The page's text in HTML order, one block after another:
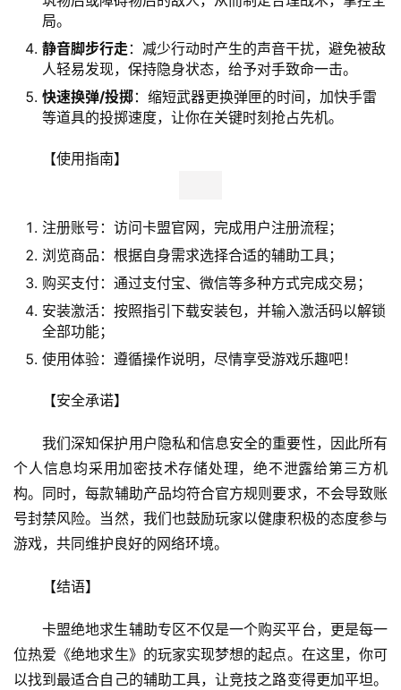
局。
静音脚步行走：减少行动时产生的声音干扰，避免被敌
人轻易发现，保持隐身状态，给予对手致命一击。
快速换弹/投掷：缩短武器更换弹匣的时间，加快手雷
等道具的投掷速度，让你在关键时刻抢占先机。
【使用指南】
注册账号：访问卡盟官网，完成用户注册流程；
浏览商品：根据自身需求选择合适的辅助工具；
购买支付：通过支付宝、微信等多种方式完成交易；
安装激活：按照指引下载安装包，并输入激活码以解锁
全部功能；
使用体验：遵循操作说明，尽情享受游戏乐趣吧！
【安全承诺】
我们深知保护用户隐私和信息安全的重要性，因此所有
个人信息均采用加密技术存储处理，绝不泄露给第三方机
构。同时，每款辅助产品均符合官方规则要求，不会导致账
号封禁风险。当然，我们也鼓励玩家以健康积极的态度参与
游戏，共同维护良好的网络环境。
【结语】
卡盟绝地求生辅助专区不仅是一个购买平台，更是每一
位热爱《绝地求生》的玩家实现梦想的起点。在这里，你可
以找到最适合自己的辅助工具，让竞技之路变得更加平坦。